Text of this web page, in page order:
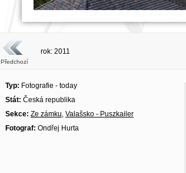
Předchozí
rok: 2011
Typ: Fotografie - today
Stát: Česká republika
Sekce: Ze zámku, Valašsko - Puszkailer
Fotograf: Ondřej Hurta